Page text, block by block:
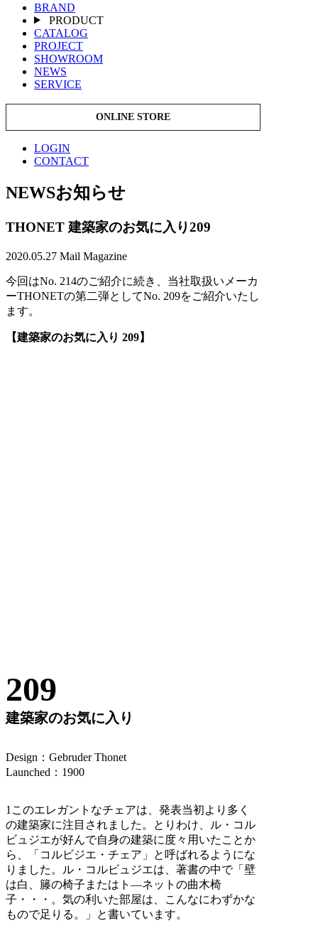
BRAND
PRODUCT
CATALOG
PROJECT
SHOWROOM
NEWS
SERVICE
ONLINE STORE
LOGIN
CONTACT
NEWSお知らせ
THONET 建築家のお気に入り209
2020.05.27 Mail Magazine
今回はNo. 214のご紹介に続き、当社取扱いメーカ
ーTHONETの第二弾としてNo. 209をご紹介いたし
ます。
【建築家のお気に入り 209】
209
建築家のお気に入り
Design：Gebruder Thonet
Launched：1900
1このエレガントなチェアは、発表当初より多く
の建築家に注目されました。とりわけ、ル・コル
ビュジエが好んで自身の建築に度々用いたことか
ら、「コルビジエ・チェア」と呼ばれるようにな
りました。ル・コルビュジエは、著書の中で「壁
は白、籐の椅子またはト―ネットの曲木椅
子・・・。気の利いた部屋は、こんなにわずかな
もので足りる。」と書いています。